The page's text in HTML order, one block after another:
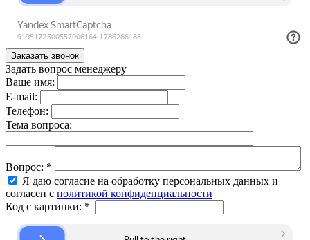
Задать вопрос менеджеру
Ваше имя:
E-mail:
Телефон:
Тема вопроса:
Вопрос: *
Я даю согласие на обработку персональных данных и
согласен с политикой конфиденциальности
Код с картинки: *